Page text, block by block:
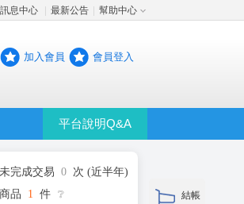
訊息中心 最新公告 幫助中心
加入會員 會員登入
平台說明Q&A
結帳
未完成交易 0 次 (近半年)
商品
1 件 ❔